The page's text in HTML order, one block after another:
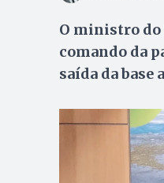
O ministro do
comando da
saída da